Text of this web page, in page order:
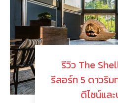
รีวิว The
รีสอร์ท 5 ดาวริม
ดีไซน์แล